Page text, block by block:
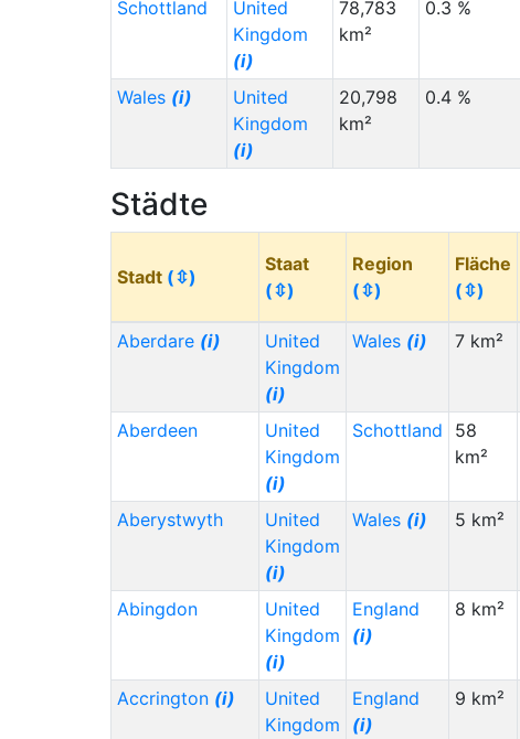
(i)
(i)
Romania (RO)(i)
(i)
Malaysia (MY)
Zambia (ZM)
Venezuela (VE)(i)
Myanmar (Burma) (MM)
Angola (AO)
Yemen (YE)(i)
(i)
(⇳)
Afghanistan (AF)(i)
United Arab Emirates (AE)
Malawi (MW)
Schottland
United
Kingdom
(i)
78,783
km²
0.3 %
Wales (i)
United
Kingdom
(i)
20,798
km²
0.4 %
Städte
Stadt (⇳)
Staat
(⇳)
Region
(⇳)
Fläche
(⇳)
Aberdare (i)
United
Kingdom
(i)
Wales (i) 7 km²
Aberdeen
United
Kingdom
(i)
Schottland
58
km²
Aberystwyth
United
Kingdom
(i)
Wales (i) 5 km²
Abingdon
United
Kingdom
(i)
England
(i)
8 km²
Accrington (i)
United
Kingdom
England
(i)
9 km²